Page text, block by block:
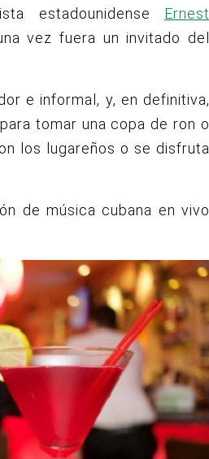
estadounidense Ernest
vez fuera un invitado del
e informal, y, en definitiva,
tomar una copa de ron o
los lugareños o se disfruta
de música cubana en vivo